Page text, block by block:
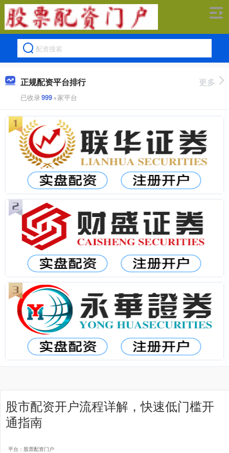
正规配资平台排行
已收录999+家平台
更多
股市配资开户流程详解，快速低门槛开
通指南
平台：股票配资门户